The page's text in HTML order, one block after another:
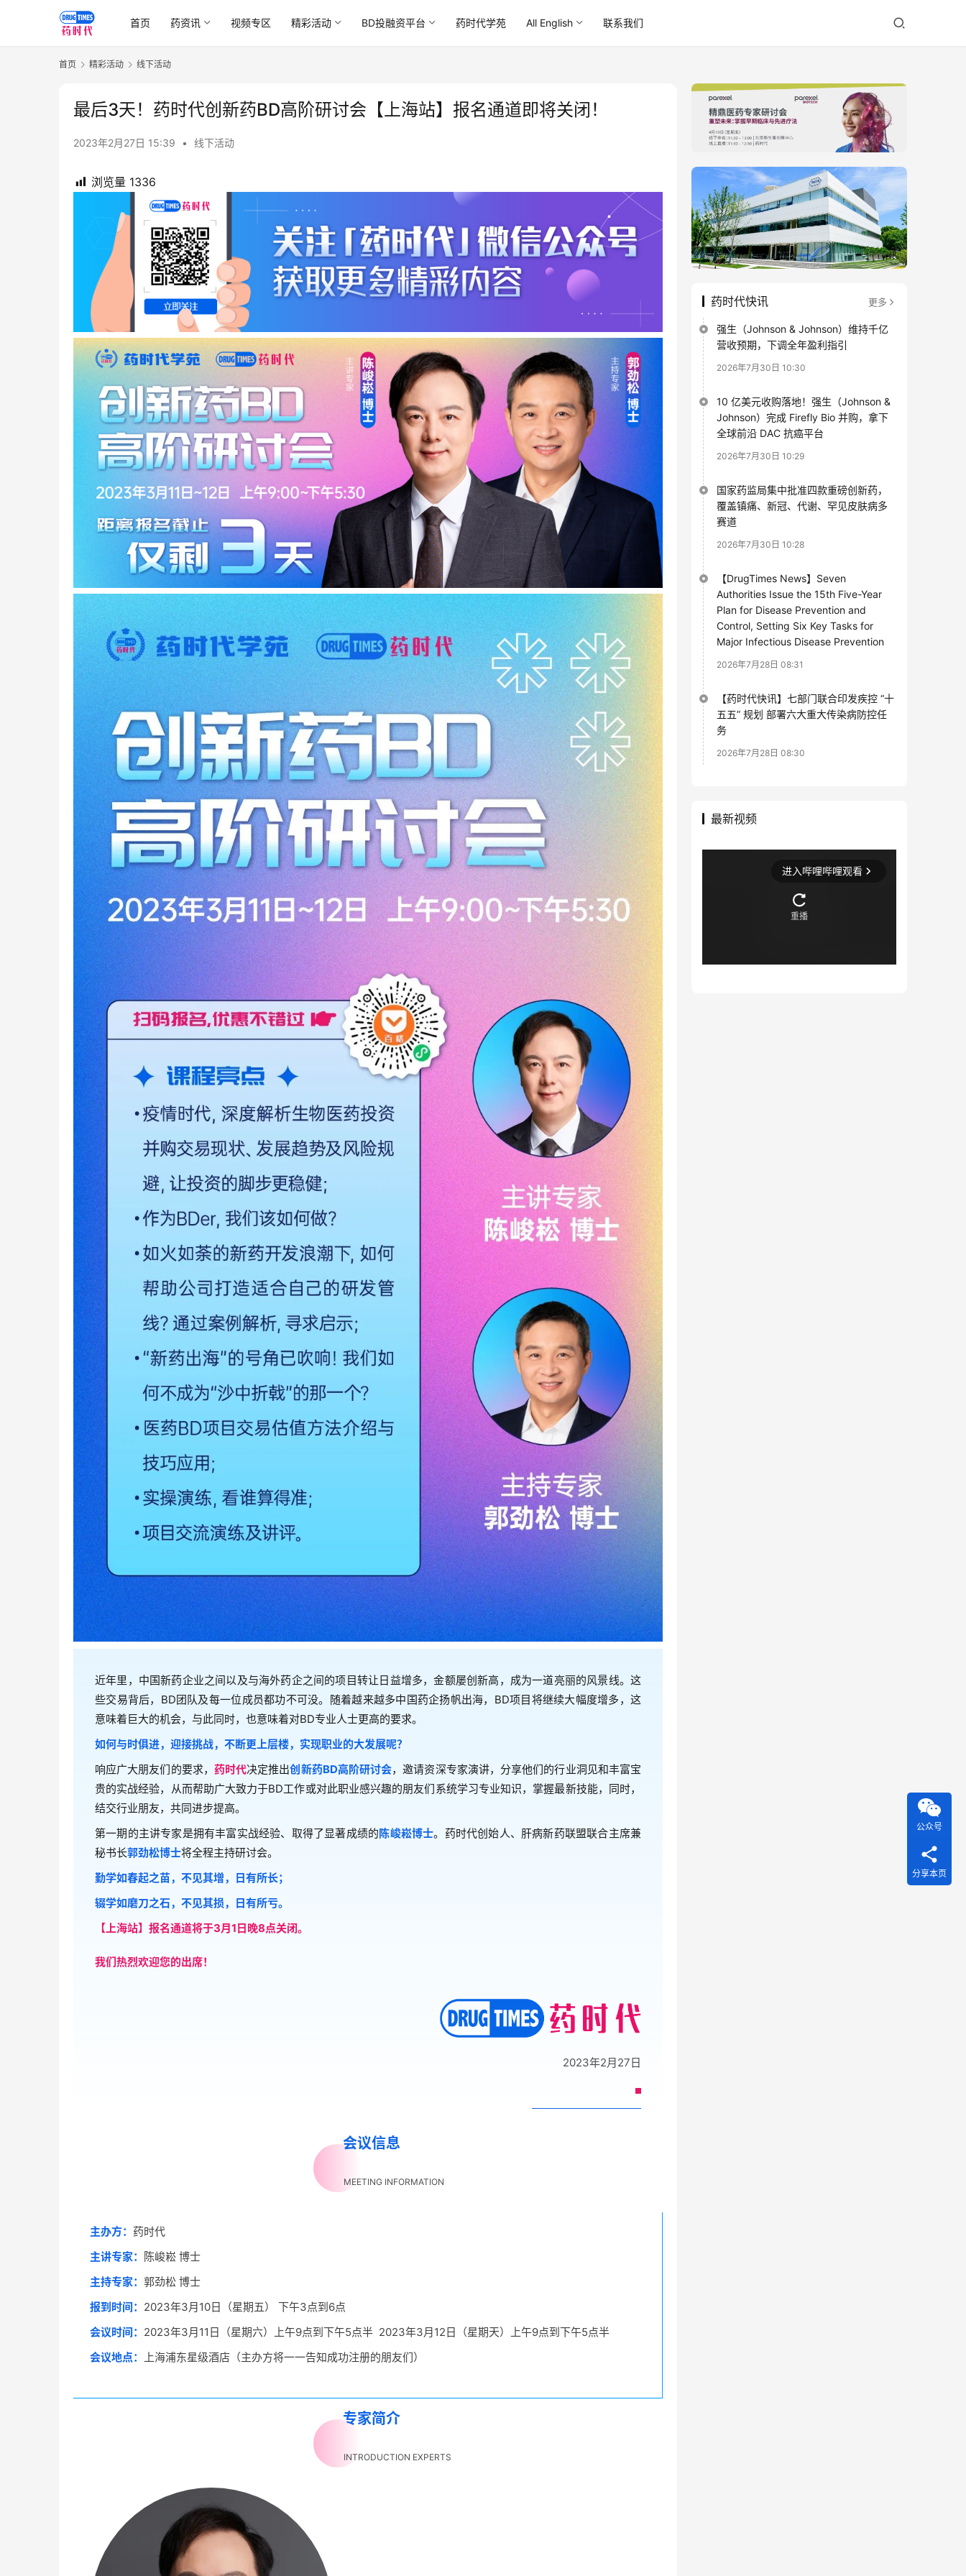
首页 药资讯 视频专区 精彩活动 BD投融资平台 药时代学苑 All English 联系我们
首页 精彩活动 线下活动
最后3天！药时代创新药BD高阶研讨会【上海站】报名通道即将关闭！
2023年2月27日 15:39 • 线下活动
浏览量 1336
近年里，中国新药企业之间以及与海外药企之间的项目转让日益增多，金额屡创新高，成为一道亮丽的风景线。这
些交易背后，BD团队及每一位成员都功不可没。随着越来越多中国药企扬帆出海，BD项目将继续大幅度增多，这
意味着巨大的机会，与此同时，也意味着对BD专业人士更高的要求。
如何与时俱进，迎接挑战，不断更上层楼，实现职业的大发展呢？
响应广大朋友们的要求， 药时代决定推出创新药BD高阶研讨会，邀请资深专家演讲，分享他们的行业洞见和丰富宝
贵的实战经验，从而帮助广大致力于BD工作或对此职业感兴趣的朋友们系统学习专业知识，掌握最新技能，同时，
结交行业朋友，共同进步提高。
第一期的主讲专家是拥有丰富实战经验、取得了显著成绩的陈峻崧博士。药时代创始人、肝病新药联盟联合主席兼
秘书长郭劲松博士将全程主持研讨会。
勤学如春起之苗，不见其增，日有所长；
辍学如磨刀之石，不见其损，日有所亏。
【上海站】报名通道将于3月1日晚8点关闭。
我们热烈欢迎您的出席！
2023年2月27日
会议信息
MEETING INFORMATION
主办方： 药时代
主讲专家：
陈峻崧 博士
主持专家： 郭劲松 博士
报到时间： 2023年3月10日（星期五） 下午3点到6点
会议时间： 2023年3月11日（星期六）上午9点到下午5点半 2023年3月12日（星期天）上午9点到下午5点半
会议地点：
上海浦东星级酒店（主办方将一一告知成功注册的朋友们）
专家简介
INTRODUCTION EXPERTS
药时代快讯 更多
强生（Johnson & Johnson）维持千亿
营收预期，下调全年盈利指引
2026年7月30日 10:30
10 亿美元收购落地！强生（Johnson &
Johnson）完成 Firefly Bio 并购，拿下
全球前沿 DAC 抗癌平台
2026年7月30日 10:29
国家药监局集中批准四款重磅创新药，
覆盖镇痛、新冠、代谢、罕见皮肤病多
赛道
2026年7月30日 10:28
【DrugTimes News】Seven
Authorities Issue the 15th Five-Year
Plan for Disease Prevention and
Control, Setting Six Key Tasks for
Major Infectious Disease Prevention
2026年7月28日 08:31
【药时代快讯】七部门联合印发疾控 “十
五五” 规划 部署六大重大传染病防控任
务
2026年7月28日 08:30
最新视频
公众号
分享本页